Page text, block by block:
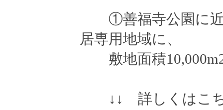
①善福寺公園に近
居専用地域に、
敷地面積
↓↓ 詳しくはこ